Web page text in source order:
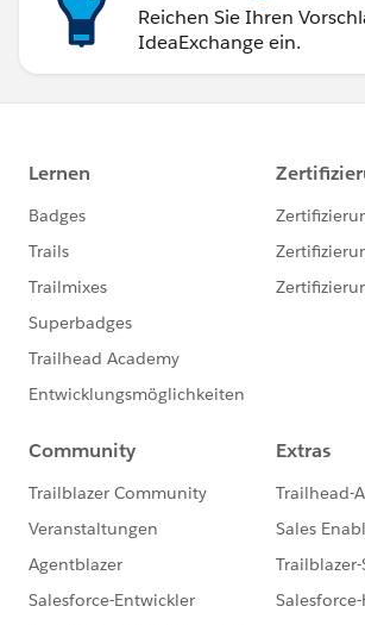
Reichen Sie Ihren
IdeaExchange ein.